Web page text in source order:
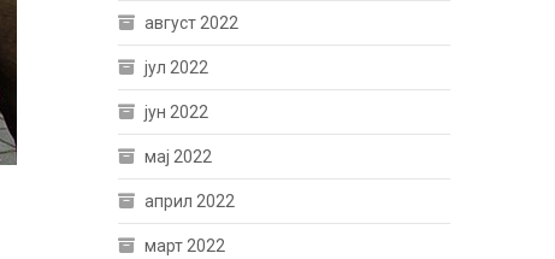
август 2022
јул 2022
јун 2022
мај 2022
април 2022
март 2022